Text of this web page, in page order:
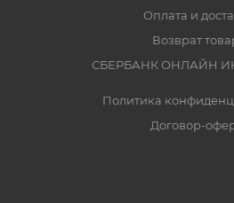
Оплата и
Возврат
СБЕРБАНК ОНЛАЙН
Политика
Договор-